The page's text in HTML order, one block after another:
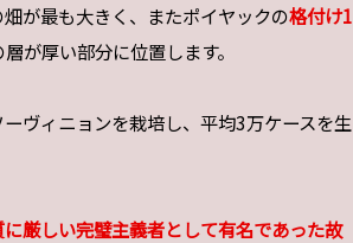
が最も大きく、またポイヤックの格付け1
が厚い部分に位置します。
ヴィニョンを栽培し、平均3万ケースを生
に厳しい完璧主義者として有名であった故